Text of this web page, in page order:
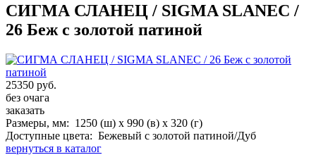
СИГМА СЛАНЕЦ / SIGMA SLANEC /
26 Беж с золотой патиной
25350 руб.
без очага
заказать
Размеры, мм: 1250 (ш) х 990 (в) х 320 (г)
Доступные цвета: Бежевый с золотой патиной/Дуб
вернуться в каталог